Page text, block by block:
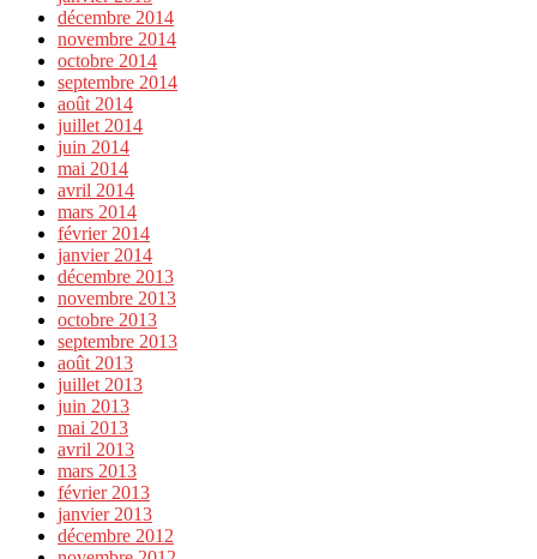
décembre 2014
novembre 2014
octobre 2014
septembre 2014
août 2014
juillet 2014
juin 2014
mai 2014
avril 2014
mars 2014
février 2014
janvier 2014
décembre 2013
novembre 2013
octobre 2013
septembre 2013
août 2013
juillet 2013
juin 2013
mai 2013
avril 2013
mars 2013
février 2013
janvier 2013
décembre 2012